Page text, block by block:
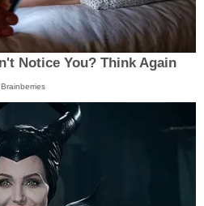
Notice You? Think Again
Brainberries